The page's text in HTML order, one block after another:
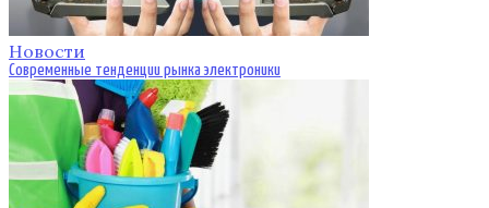
Новости
Современные тенденции рынка электроники